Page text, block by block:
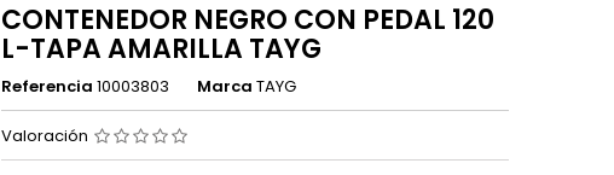
CONTENEDOR NEGRO CON PEDAL 120
L-TAPA AMARILLA TAYG
Referencia 10003803 Marca TAYG
Valoración